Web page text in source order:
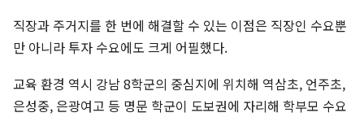
직장과 주거지를 한 번에 해결할 수 있는 이점은 직장인 수요뿐
만 아니라 투자 수요에도 크게 어필했다.
교육 환경 역시 강남 8학군의 중심지에 위치해 역삼초, 언주초,
은성중, 은광여고 등 명문 학군이 도보권에 자리해 학부모 수요